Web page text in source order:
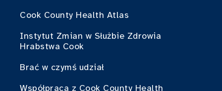
Cook County Health Atlas
Instytut Zmian w Służbie Zdrowia
Hrabstwa Cook
Brać w czymś udział
Współpraca z Cook County Health